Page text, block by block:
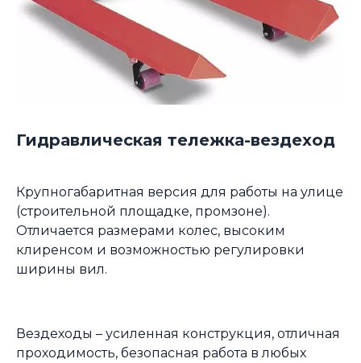
Гидравлическая тележка-вездеход
Крупногабаритная версия для работы на улице
(строительной площадке, промзоне).
Отличается размерами колес, высоким
клиренсом и возможностью регулировки
ширины вил.
Вездеходы – усиленная конструкция, отличная
проходимость, безопасная работа в любых